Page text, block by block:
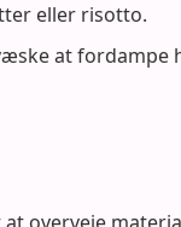
eller risotto.
at